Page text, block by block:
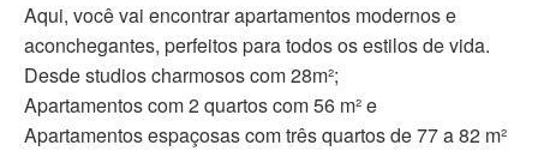
Aqui, você vai encontrar apartamentos modernos e
aconchegantes, perfeitos para todos os estilos de vida.
Desde studios charmosos com 28m²;
Apartamentos com 2 quartos com 56 m² e
Apartamentos espaçosas com três quartos de 77 a 82 m²